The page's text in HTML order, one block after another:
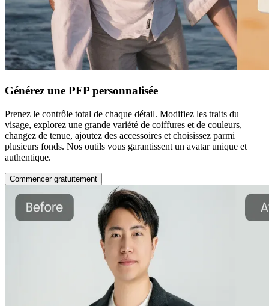
Générez une PFP personnalisée
Prenez le contrôle total de chaque détail. Modifiez les traits du
visage, explorez une grande variété de coiffures et de couleurs,
changez de tenue, ajoutez des accessoires et choisissez parmi
plusieurs fonds. Nos outils vous garantissent un avatar unique et
authentique.
Commencer gratuitement